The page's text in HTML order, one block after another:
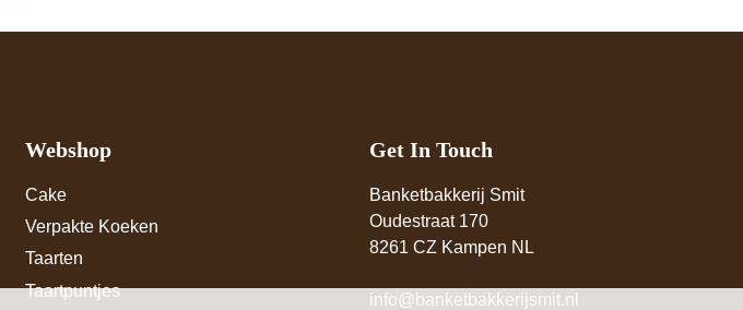
Webshop
Cake
Verpakte Koeken
Taarten
Taartpuntjes
Get In Touch
Banketbakkerij Smit
Oudestraat 170
8261 CZ Kampen NL
info@banketbakkerijsmit.nl